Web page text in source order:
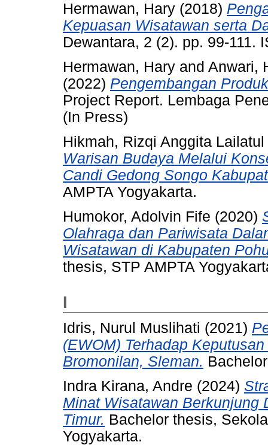
Hermawan, Hary (2018)
Kepuasan Wisatawan serta
Dewantara, 2 (2). pp. 99-111.
Hermawan, Hary and Anwari,
(2022) Pengembangan
Project Report. Lembaga
(In Press)
Hikmah, Rizqi Anggita Lailatul
Warisan Budaya Melalui
Candi Gedong Songo
AMPTA Yogyakarta.
Humokor, Adolvin Fife (2020)
Olahraga dan Pariwisata
Wisatawan di Kabupaten
thesis, STP AMPTA
I
Idris, Nurul Muslihati (2021)
(EWOM) Terhadap
Bromonilan, Sleman.
Indra Kirana, Andre (2024)
Minat Wisatawan Berkunjung
Timur. Bachelor thesis,
Yogyakarta.